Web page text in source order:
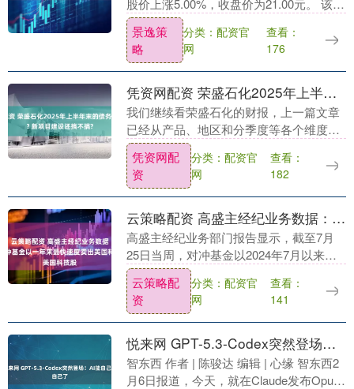
股价上涨5.00%，收盘价为21.00元。 该股
于上午 9:25:00涨停。截止15:00:31打开涨
停2次，封....
景逸策
略
分类：配资官
网
查看：
176
凭资网配资 荣盛石化2025年上半年末的债务压力大吗? 新项目建设还搞不搞?
我们继续看荣盛石化的财报，上一篇文章
已经从产品、地区和分季度等各个维度看
过其营收和盈利情况，也做了成本费用结
构分析。接下来就再把现金流量和资产负
债结构等方面也看....
凭资网配
资
分类：配资官
网
查看：
182
云策略配资 高盛主经纪业务数据：对冲基金以一年来最快速度卖出美国科技股
高盛主经纪业务部门报告显示，截至7月
25日当周，对冲基金以2024年7月以来最
快步伐降低美国科技、媒体和电信股的风
险敞口，多头仓位的抛售速度超过了空头
回补。数据....
云策略配
资
分类：配资官
网
查看：
141
悦来网 GPT-5.3-Codex突然登场！AI能自己造自己了
智东西 作者 | 陈骏达 编辑 | 心缘 智东西2
月6日报道，今天，就在Claude发布Opus